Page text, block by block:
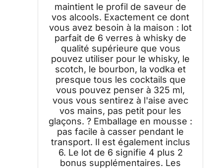
maintient le profil de saveur de
vos alcools. Exactement ce dont
vous avez besoin à la maison : lot
parfait de 6 verres à whisky de
qualité supérieure que vous
pouvez utiliser pour le whisky, le
scotch, le bourbon, la vodka et
presque tous les cocktails que
vous pouvez penser à 325 ml,
vous vous sentirez à l'aise avec
vos mains, pas petit pour les
glaçons. ? Emballage en mousse :
pas facile à casser pendant le
transport. Il est également inclus
6. Le lot de 6 signifie 4 plus 2
bonus supplémentaires. Les